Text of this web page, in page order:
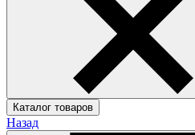
Каталог товаров
Назад